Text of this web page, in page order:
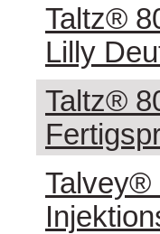
Taltz®
Lilly
Taltz®
Talvey®